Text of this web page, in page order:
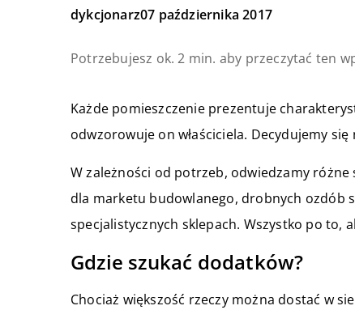
dykcjonarz07 października 2017
Potrzebujesz ok. 2 min. aby przeczytać ten
Każde pomieszczenie prezentuje
odwzorowuje on właściciela. Decydujemy
W zależności od potrzeb, odwiedzamy
dla marketu budowlanego, drobnych ozdób
specjalistycznych sklepach. Wszystko po to,
Gdzie szukać dodatków?
Chociaż większość rzeczy można dostać w